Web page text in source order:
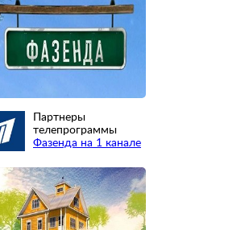
Партнеры
телепрограммы
Фазенда на 1 канале